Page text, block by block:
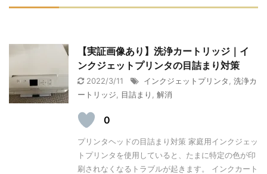
【実証画像あり】洗浄カートリッジ｜イ
ンクジェットプリンタの目詰まり対策
2022/3/11 インクジェットプリンタ
洗浄カ
ートリッジ
目詰まり 解消
0
プリンタヘッドの目詰まり対策 家庭用インクジェッ
トプリンタを使用していると、たまに特定の色が印
刷されなくなるトラブルが起きます。 インクカート